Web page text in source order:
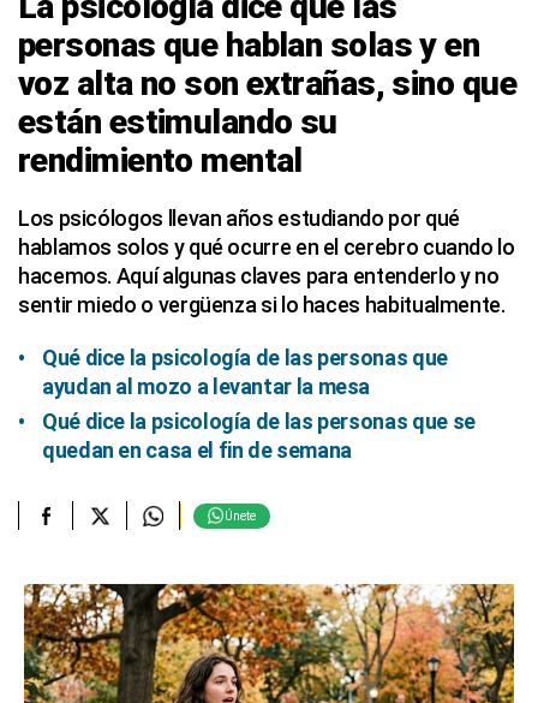
personas que hablan solas y en
voz alta no son extrañas, sino que
están estimulando su
rendimiento mental
Los psicólogos llevan años estudiando por qué
hablamos solos y qué ocurre en el cerebro cuando lo
hacemos. Aquí algunas claves para entenderlo y no
sentir miedo o vergüenza si lo haces habitualmente.
Qué dice la psicología de las personas que
ayudan al mozo a levantar la mesa
Qué dice la psicología de las personas que se
quedan en casa el fin de semana
Únete